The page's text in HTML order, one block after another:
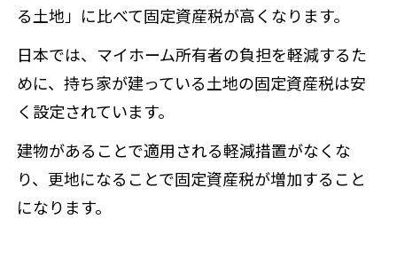
る土地」に比べて固定資産税が高くなります。
日本では、マイホーム所有者の負担を軽減するた
めに、持ち家が建っている土地の固定資産税は安
く設定されています。
建物があることで適用される軽減措置がなくな
り、更地になることで固定資産税が増加すること
になります。